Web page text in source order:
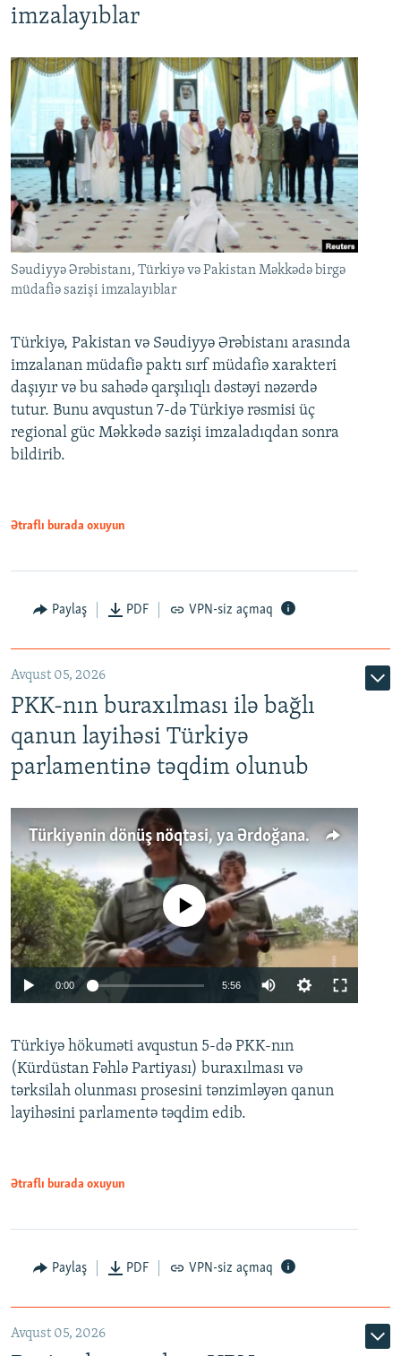
imzalayıblar
Səudiyyə Ərəbistanı, Türkiyə və Pakistan Məkkədə birgə
müdafiə sazişi imzalayıblar
Türkiyə, Pakistan və Səudiyyə Ərəbistanı arasında
imzalanan müdafiə paktı sırf müdafiə xarakteri
daşıyır və bu sahədə qarşılıqlı dəstəyi nəzərdə
tutur. Bunu avqustun 7-də Türkiyə rəsmisi üç
regional güc Məkkədə sazişi imzaladıqdan sonra
bildirib.
Ətraflı burada oxuyun
Paylaş PDF VPN-siz açmaq
Avqust 05, 2026
PKK-nın buraxılması ilə bağlı
qanun layihəsi Türkiyə
parlamentinə təqdim olunub
Türkiyənin dönüş nöqtəsi, ya Ərdoğana üçüncü şans: PKK ilə qəfil barışıq nə deməkdir?
Auto 240p 360p 480p
720p 1080p
No media source currently available
0:00 5:56
360p
480p
Türkiyə hökuməti avqustun 5-də PKK-nın
(Kürdüstan Fəhlə Partiyası) buraxılması və
tərksilah olunması prosesini tənzimləyən qanun
layihəsini parlamentə təqdim edib.
Ətraflı burada oxuyun
Paylaş PDF VPN-siz açmaq
Avqust 05, 2026